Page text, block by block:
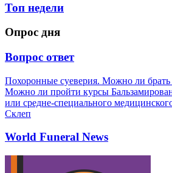
Топ недели
Опрос дня
Вопрос ответ
Похоронные суеверия. Можно ли
Можно ли пройти курсы
или средне-специального
Склеп
World Funeral News